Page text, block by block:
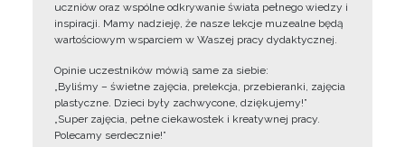
uczniów oraz wspólne odkrywanie świata pełnego wiedzy i
inspiracji. Mamy nadzieję, że nasze lekcje muzealne będą
wartościowym wsparciem w Waszej pracy dydaktycznej.
Opinie uczestników mówią same za siebie:
„Byliśmy – świetne zajęcia, prelekcja, przebieranki, zajęcia
plastyczne. Dzieci były zachwycone, dziękujemy!”
„Super zajęcia, pełne ciekawostek i kreatywnej pracy.
Polecamy serdecznie!”